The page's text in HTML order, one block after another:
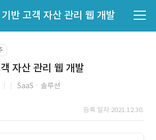
반 고객 자산 관리 웹 개발
자산 관리 웹 개발
SaaSㆍ솔루션
등록 일자 2021.12.30.